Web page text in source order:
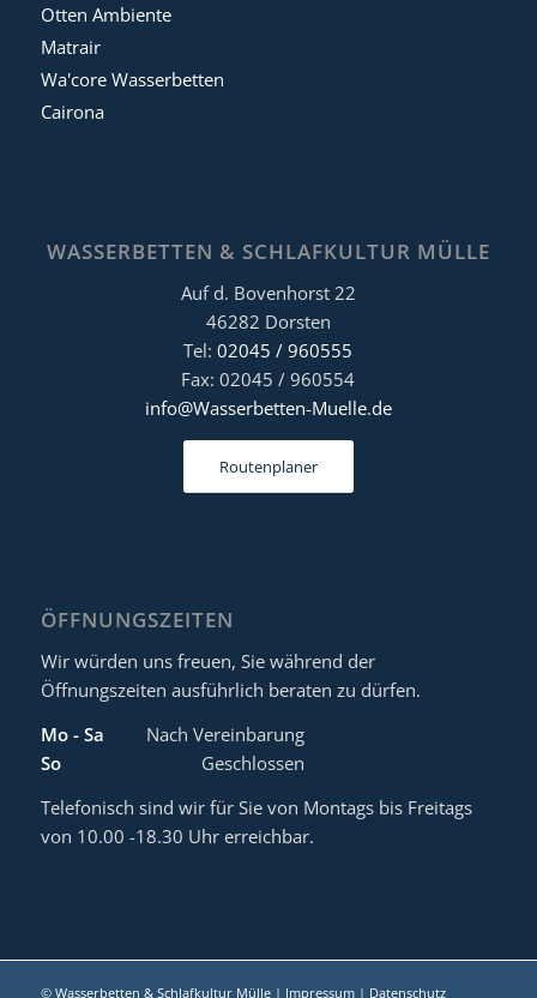
Otten Ambiente
Matrair
Wa'core Wasserbetten
Cairona
WASSERBETTEN & SCHLAFKULTUR MÜLLE
Auf d. Bovenhorst 22
46282 Dorsten
Tel:02045 / 960555
Fax: 02045 / 960554
info@Wasserbetten-Muelle.de
Routenplaner
ÖFFNUNGSZEITEN
Wir würden uns freuen, Sie während der
Öffnungszeiten ausführlich beraten zu dürfen.
Mo - Sa
Nach Vereinbarung
So
Geschlossen
Telefonisch sind wir für Sie von Montags bis Freitags
von 10.00 -18.30 Uhr erreichbar.
© Wasserbetten & Schlafkultur Mülle| Impressum| Datenschutz